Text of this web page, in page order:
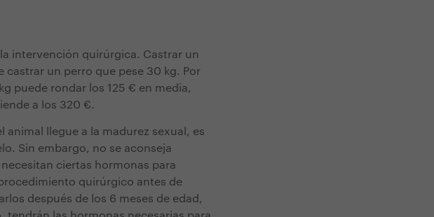
intervención quirúrgica. Castrar un
castrar un perro que pese 30 kg. Por
puede rondar los 125 € en media,
a los 320 €.
animal llegue a la madurez sexual, es
Sin embargo, no se aconseja
ciertas hormonas para
quirúrgico antes de
después de los 6 meses de edad,